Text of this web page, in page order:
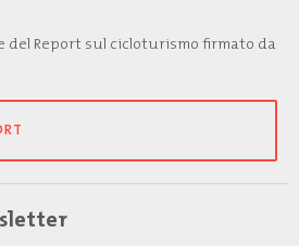
del Report sul cicloturismo firmato da